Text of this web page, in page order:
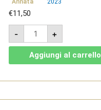
Annata
2023
€11,50
-
Terramare
Primitivo
-
Salento
IGT
Rosso
Feudi
Guagnano
+
Aggiungi al carrello